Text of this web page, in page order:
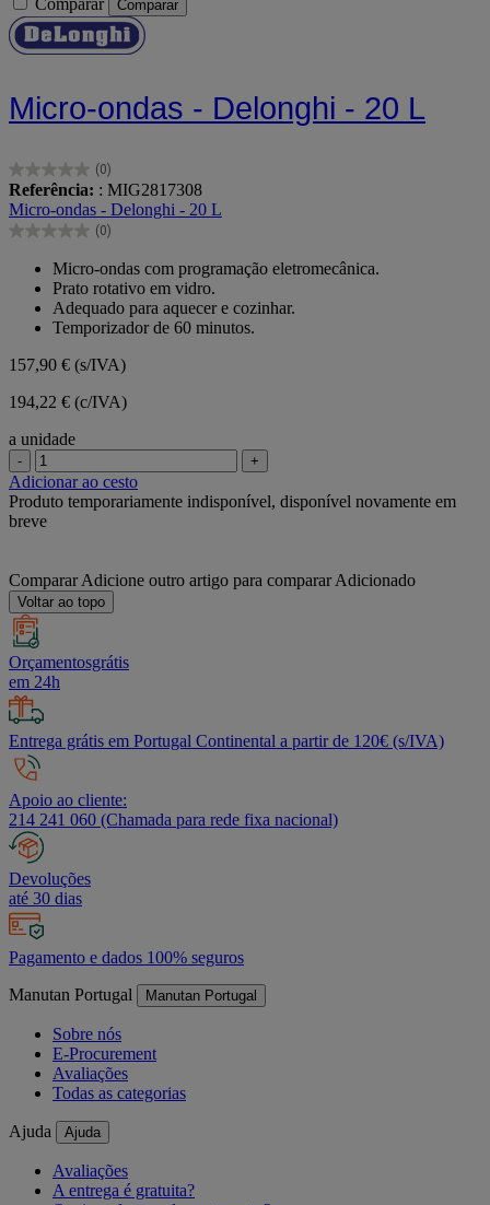
Comparar Comparar
Micro-ondas - Delonghi - 20 L
(0)
0.0
em
5
estrelas.
Referência: : MIG2817308
Micro-ondas - Delonghi - 20 L
(0)
0.0
estrelas.
Micro-ondas com programação eletromecânica.
Prato rotativo em vidro.
Adequado para aquecer e cozinhar.
Temporizador de 60 minutos.
157,90 € (s/IVA)
194,22 € (c/IVA)
a unidade
- +
Adicionar ao cesto
Produto temporariamente indisponível, disponível novamente em
breve
Comparar Adicione outro artigo para comparar Adicionado
Voltar ao topo
Orçamentosgrátis
em 24h
Entrega grátis em Portugal Continental a partir de 120€ (s/IVA)
Apoio ao cliente:
214 241 060 (Chamada para rede fixa nacional)
Devoluções
até 30 dias
Pagamento e dados 100% seguros
Manutan Portugal
Manutan Portugal
Sobre nós
E-Procurement
Avaliações
Todas as categorias
Ajuda Ajuda
Avaliações
A entrega é gratuita?